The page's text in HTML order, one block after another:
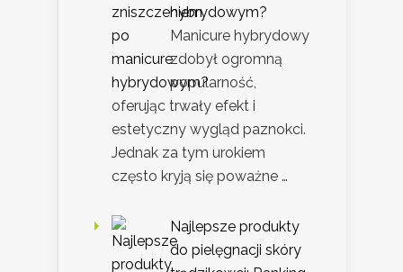
hybrydowym?
Manicure hybrydowy
zdobył ogromną
popularność,
oferując trwały efekt i
estetyczny wygląd paznokci.
Jednak za tym urokiem
często kryją się poważne …
Najlepsze produkty
do pielęgnacji skóry